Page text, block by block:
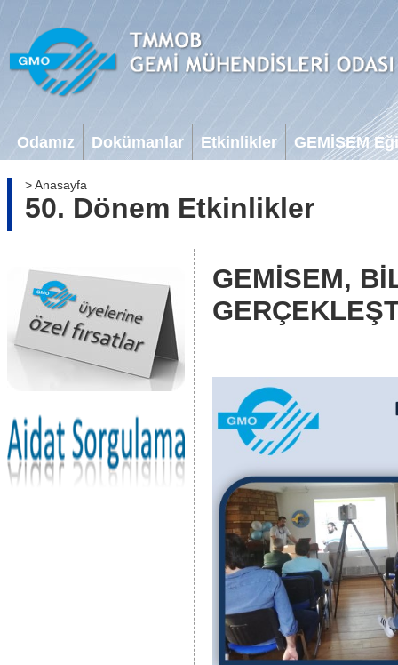
Odamız Dokümanlar Etkinlikler GEMİSEM
> Anasayfa
50. Dönem Etkinlikler
GEMİSEM,